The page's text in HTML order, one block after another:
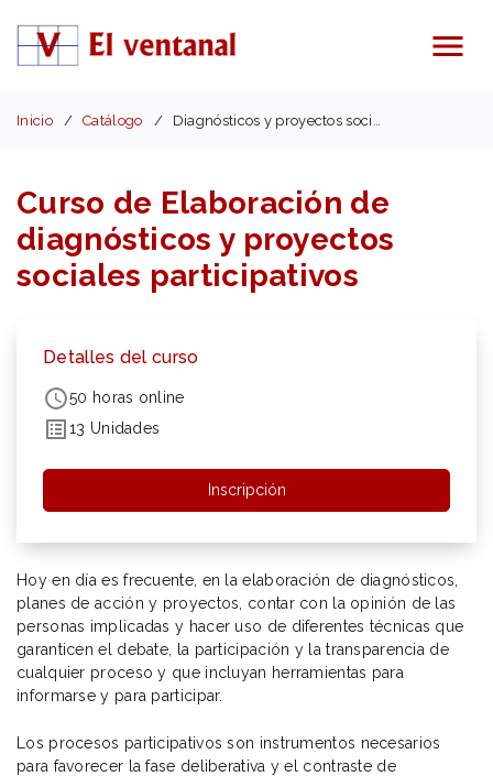
Menú
Inicio Catálogo Diagnósticos y proyectos sociales participativos
Curso de Elaboración de
diagnósticos y proyectos
sociales participativos
Detalles del curso
50 horas online
13 Unidades
Inscripción
Hoy en día es frecuente, en la elaboración de diagnósticos,
planes de acción y proyectos, contar con la opinión de las
personas implicadas y hacer uso de diferentes técnicas que
garanticen el debate, la participación y la transparencia de
cualquier proceso y que incluyan herramientas para
informarse y para participar.
Los procesos participativos son instrumentos necesarios
para favorecer la fase deliberativa y el contraste de